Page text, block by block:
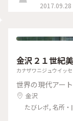
2017.09.28
金沢２１世紀
カナザワニジュウイッ
世界の現代アー
金沢
たびレポ, 名所・